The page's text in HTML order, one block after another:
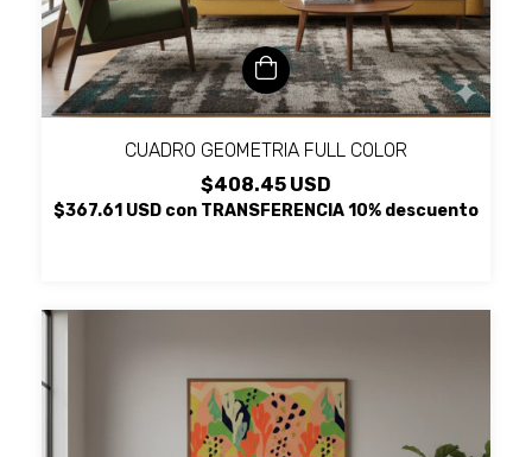
CUADRO GEOMETRIA FULL COLOR
$408.45 USD
$367.61 USD con TRANSFERENCIA 10% descuento